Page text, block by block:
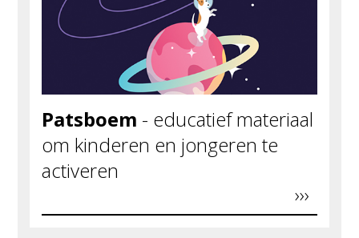
Patsboem - educatief materiaal
om kinderen en jongeren te
activeren